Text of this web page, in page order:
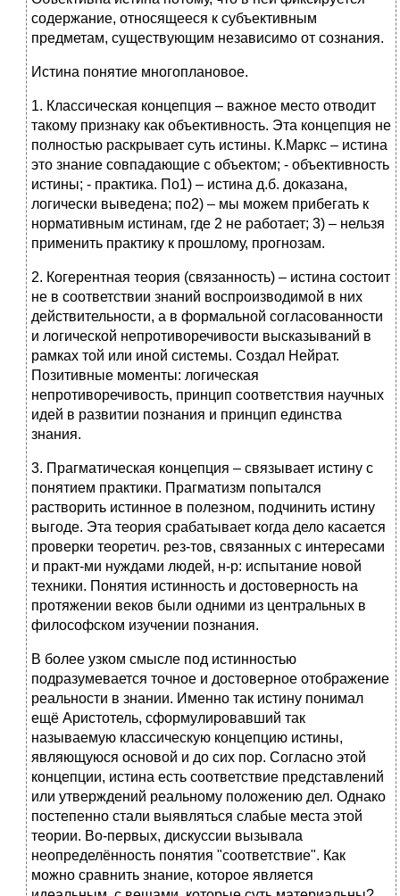
содержание, относящееся к субъективным
предметам, существующим независимо от сознания.
Истина понятие многоплановое.
1. Классическая концепция – важное место отводит
такому признаку как объективность. Эта концепция не
полностью раскрывает суть истины. К.Маркс – истина
это знание совпадающие с объектом; - объективность
истины; - практика. По1) – истина д.б. доказана,
логически выведена; по2) – мы можем прибегать к
нормативным истинам, где 2 не работает; 3) – нельзя
применить практику к прошлому, прогнозам.
2. Когерентная теория (связанность) – истина состоит
не в соответствии знаний воспроизводимой в них
действительности, а в формальной согласованности
и логической непротиворечивости высказываний в
рамках той или иной системы. Создал Нейрат.
Позитивные моменты: логическая
непротиворечивость, принцип соответствия научных
идей в развитии познания и принцип единства
знания.
3. Прагматическая концепция – связывает истину с
понятием практики. Прагматизм попытался
растворить истинное в полезном, подчинить истину
выгоде. Эта теория срабатывает когда дело касается
проверки теоретич. рез-тов, связанных с интересами
и практ-ми нуждами людей, н-р: испытание новой
техники. Понятия истинность и достоверность на
протяжении веков были одними из центральных в
философском изучении познания.
В более узком смысле под истинностью
подразумевается точное и достоверное отображение
реальности в знании. Именно так истину понимал
ещё Аристотель, сформулировавший так
называемую классическую концепцию истины,
являющуюся основой и до сих пор. Согласно этой
концепции, истина есть соответствие представлений
или утверждений реальному положению дел. Однако
постепенно стали выявляться слабые места этой
теории. Во-первых, дискуссии вызывала
неопределённость понятия "соответствие". Как
можно сравнить знание, которое является